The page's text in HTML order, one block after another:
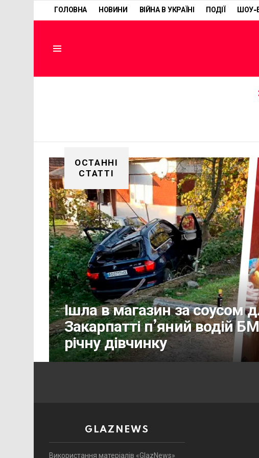
ГОЛОВНА НОВИНИ ВІЙНА В УКРАЇНІ ПОДІЇ ШОУ-
ОСТАННІ
СТАТТІ
Ішла в магазин за
Закарпатті п’яний водій
річну дівчинку
GLAZNEWS
Використання матеріалів «GlazNews»